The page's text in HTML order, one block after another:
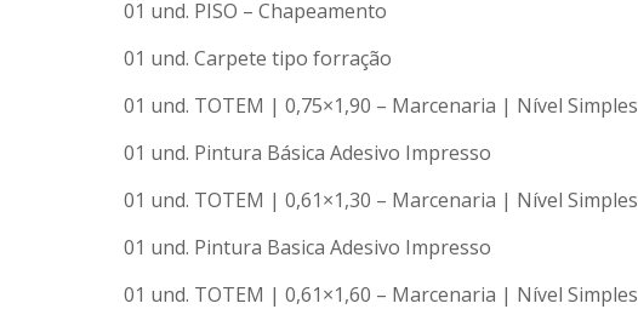
01 und. PISO – Chapeamento
01 und. Carpete tipo forração
01 und. TOTEM | 0,75×1,90 – Marcenaria | Nível Simples
01 und. Pintura Básica Adesivo Impresso
01 und. TOTEM | 0,61×1,30 – Marcenaria | Nível Simples
01 und. Pintura Basica Adesivo Impresso
01 und. TOTEM | 0,61×1,60 – Marcenaria | Nível Simples